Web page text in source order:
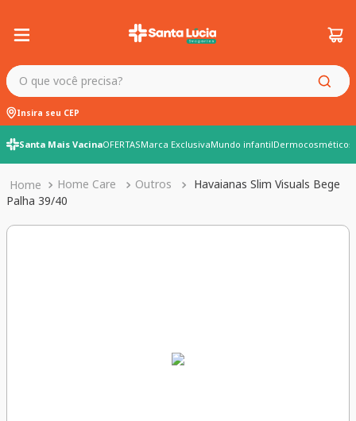
O que você precisa?
Insira seu CEP
Santa Mais VacinaOFERTASMarca ExclusivaMundo infantilDermocosméticos
Home Care Outros
Havaianas Slim Visuals Bege
Palha 39/40